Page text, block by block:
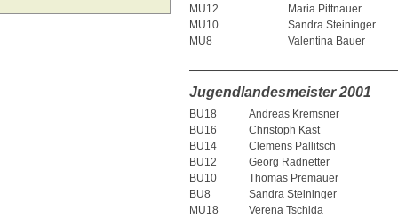
MU12
Maria Pittnauer
MU10
Sandra Steininger
MU8
Valentina Bauer
Jugendlandesmeister 2001
BU18
Andreas Kremsner
BU16
Christoph Kast
BU14
Clemens Pallitsch
BU12
Georg Radnetter
BU10
Thomas Premauer
BU8
Sandra Steininger
MU18
Verena Tschida